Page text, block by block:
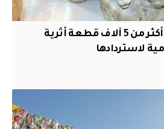
بعد 2003.. تهريب أكثر من 5 آلاف قطعة أثرية
لاستردادها